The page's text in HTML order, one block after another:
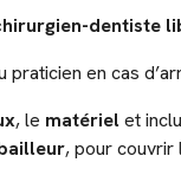
dentiste
en cas
, le matérielet
, pour couvrir